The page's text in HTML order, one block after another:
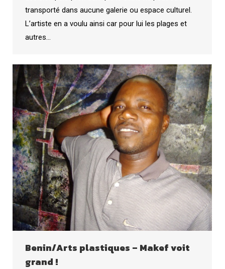
transporté dans aucune galerie ou espace culturel.
L’artiste en a voulu ainsi car pour lui les plages et
autres…
Benin/Arts plastiques – Makef voit
grand !